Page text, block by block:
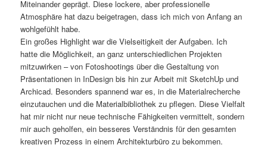
Miteinander geprägt. Diese lockere, aber professionelle
Atmosphäre hat dazu beigetragen, dass ich mich von Anfang an
wohlgefühlt habe.
Ein großes Highlight war die Vielseitigkeit der Aufgaben. Ich
hatte die Möglichkeit, an ganz unterschiedlichen Projekten
mitzuwirken – von Fotoshootings über die Gestaltung von
Präsentationen in InDesign bis hin zur Arbeit mit SketchUp und
Archicad. Besonders spannend war es, in die Materialrecherche
einzutauchen und die Materialbibliothek zu pflegen. Diese Vielfalt
hat mir nicht nur neue technische Fähigkeiten vermittelt, sondern
mir auch geholfen, ein besseres Verständnis für den gesamten
kreativen Prozess in einem Architekturbüro zu bekommen.